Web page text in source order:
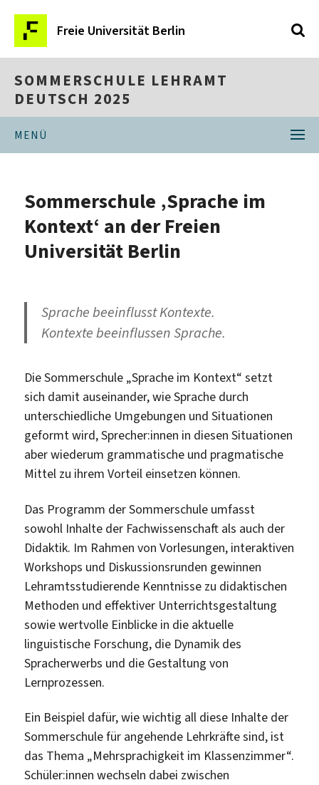
Freie Universität Berlin
SOMMERSCHULE LEHRAMT
DEUTSCH 2025
MENÜ
Sommerschule ‚Sprache im
Kontext‘ an der Freien
Universität Berlin
Sprache beeinflusst Kontexte.
Kontexte beeinflussen Sprache.
Die Sommerschule „Sprache im Kontext“ setzt
sich damit auseinander, wie Sprache durch
unterschiedliche Umgebungen und Situationen
geformt wird, Sprecher:innen in diesen Situationen
aber wiederum grammatische und pragmatische
Mittel zu ihrem Vorteil einsetzen können.
Das Programm der Sommerschule umfasst
sowohl Inhalte der Fachwissenschaft als auch der
Didaktik. Im Rahmen von Vorlesungen, interaktiven
Workshops und Diskussionsrunden gewinnen
Lehramtsstudierende Kenntnisse zu didaktischen
Methoden und effektiver Unterrichtsgestaltung
sowie wertvolle Einblicke in die aktuelle
linguistische Forschung, die Dynamik des
Spracherwerbs und die Gestaltung von
Lernprozessen.
Ein Beispiel dafür, wie wichtig all diese Inhalte der
Sommerschule für angehende Lehrkräfte sind, ist
das Thema „Mehrsprachigkeit im Klassenzimmer“.
Schüler:innen wechseln dabei zwischen